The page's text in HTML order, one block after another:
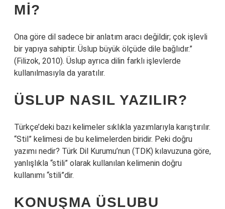
MI?
Ona göre dil sadece bir anlatım aracı değildir; çok işlevli
bir yapıya sahiptir. Üslup büyük ölçüde dile bağlıdır.”
(Filizok, 2010). Üslup ayrıca dilin farklı işlevlerde
kullanılmasıyla da yaratılır.
ÜSLUP NASIL YAZILIR?
Türkçe’deki bazı kelimeler sıklıkla yazımlarıyla karıştırılır.
“Stil” kelimesi de bu kelimelerden biridir. Peki doğru
yazımı nedir? Türk Dil Kurumu’nun (TDK) kılavuzuna göre,
yanlışlıkla “stili” olarak kullanılan kelimenin doğru
kullanımı “stili”dir.
KONUŞMA ÜSLUBU